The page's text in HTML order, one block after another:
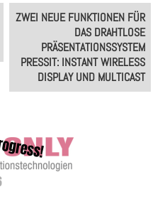
ZWEI NEUE FUNKTIONEN FÜR
DAS DRAHTLOSE
PRÄSENTATIONSSYSTEM
PRESSIT: INSTANT WIRELESS
DISPLAY UND MULTICAST